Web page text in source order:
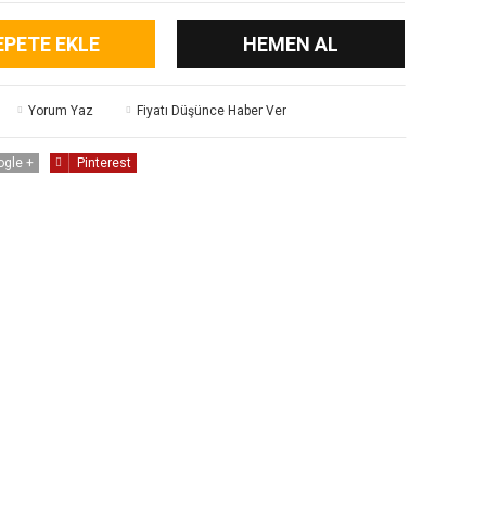
EKLE HEMEN AL
Yorum Yaz Fiyatı Düşünce Haber Ver
+ Pinterest